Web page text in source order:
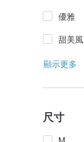
優雅
甜美風
顯示更多
尺寸